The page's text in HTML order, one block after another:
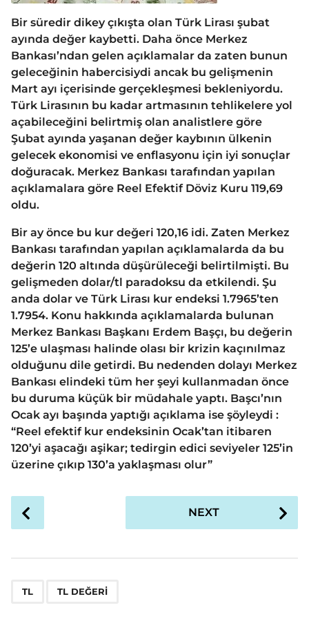
Bir süredir dikey çıkışta olan Türk Lirası şubat
ayında değer kaybetti. Daha önce Merkez
Bankası’ndan gelen açıklamalar da zaten bunun
geleceğinin habercisiydi ancak bu gelişmenin
Mart ayı içerisinde gerçekleşmesi bekleniyordu.
Türk Lirasının bu kadar artmasının tehlikelere yol
açabileceğini belirtmiş olan analistlere göre
Şubat ayında yaşanan değer kaybının ülkenin
gelecek ekonomisi ve enflasyonu için iyi sonuçlar
doğuracak. Merkez Bankası tarafından yapılan
açıklamalara göre Reel Efektif Döviz Kuru 119,69
oldu.
Bir ay önce bu kur değeri 120,16 idi. Zaten Merkez
Bankası tarafından yapılan açıklamalarda da bu
değerin 120 altında düşürüleceği belirtilmişti. Bu
gelişmeden dolar/tl paradoksu da etkilendi. Şu
anda dolar ve Türk Lirası kur endeksi 1.7965’ten
1.7954. Konu hakkında açıklamalarda bulunan
Merkez Bankası Başkanı Erdem Başçı, bu değerin
125’e ulaşması halinde olası bir krizin kaçınılmaz
olduğunu dile getirdi. Bu nedenden dolayı Merkez
Bankası elindeki tüm her şeyi kullanmadan önce
bu duruma küçük bir müdahale yaptı. Başcı’nın
Ocak ayı başında yaptığı açıklama ise şöyleydi :
“Reel efektif kur endeksinin Ocak’tan itibaren
120’yi aşacağı aşikar; tedirgin edici seviyeler 125’in
üzerine çıkıp 130’a yaklaşması olur”
NEXT
TL TL DEĞERI